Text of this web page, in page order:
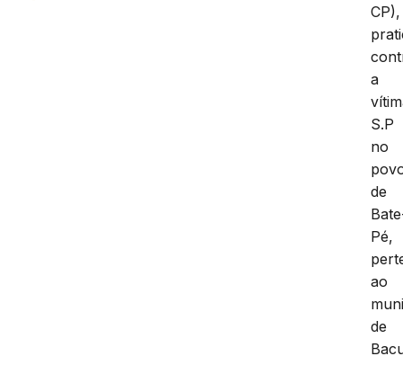
CP),
a
S.P
no
de
Pé,
ao
de